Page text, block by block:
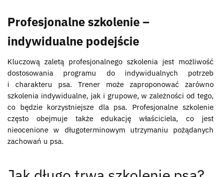
Profesjonalne szkolenie –
indywidualne podejście
Kluczową zaletą profesjonalnego szkolenia jest możliwość
dostosowania programu do indywidualnych potrzeb
i charakteru psa. Trener może zaproponować zarówno
szkolenia indywidualne, jak i grupowe, w zależności od tego,
co będzie korzystniejsze dla psa. Profesjonalne szkolenie
często obejmuje także edukację właściciela, co jest
nieocenione w długoterminowym utrzymaniu pożądanych
zachowań u psa.